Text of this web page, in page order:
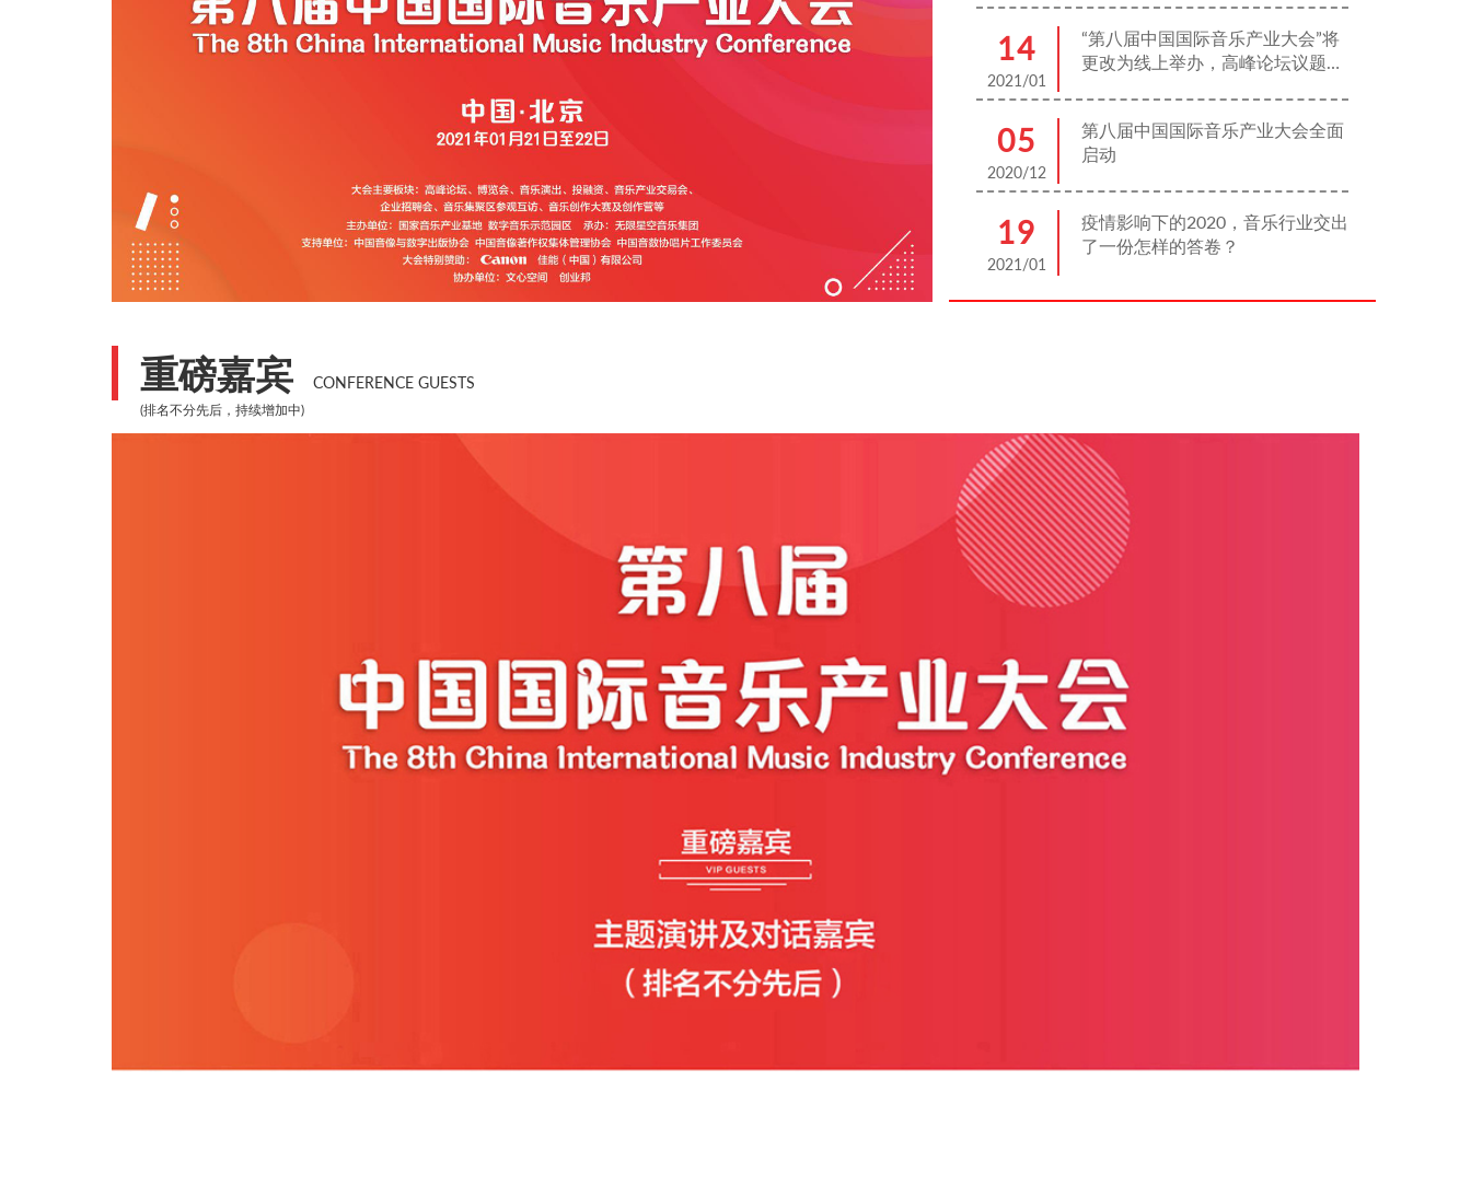
14
2021/01
“第八届中国国际音乐产业大会”将
更改为线上举办，高峰论坛议题发
05
2020/12
第八届中国国际音乐产业大会全面
启动
19
2021/01
疫情影响下的2020，音乐行业交出
了一份怎样的答卷？
重磅嘉宾 CONFERENCE GUESTS